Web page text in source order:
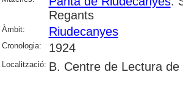
Regants
Àmbit: Riudecanyes
Cronologia: 1924
Localització: B. Centre de Lectura de